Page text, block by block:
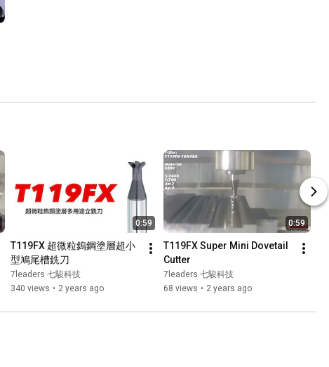
0:59
T119FX 超微粒鎢鋼塗層超小
型鳩尾槽銑刀
7leaders 七駿科技
340 views • 2 years ago
0:59
T119FX Super Mini Dovetail
Cutter
7leaders 七駿科技
68 views • 2 years ago